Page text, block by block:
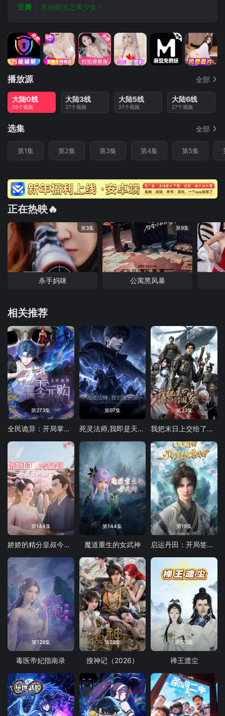
豆瓣： 名侦探光之美少女！
播放源 全部
大陆0线
26个视频
大陆3线
27个视频
大陆5线
27个视频
大陆6线
27个视频
选集 全部
第1集 第2集 第3集 第4集 第5集
正在热映🔥
第3集
杀手妈咪
第9集
公寓黑风暴
相关推荐
第273集
全民诡异：开局掌握零元购
第07集
死灵法师,我即是天灾(2026)
第33集
我把末日上交给了国家
第144集
娇娇的精分皇叔今天又吃醋了
第144集
魔道重生的女武神
第19集
启运丹田：开局签到至尊丹田
第128集
毒医帝妃指南录
第23集
搜神记（2026）
第123集
禅王渡尘